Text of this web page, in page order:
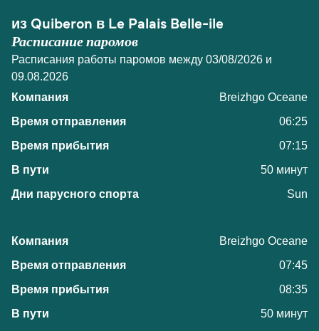
из Quiberon в Le Palais Belle-ile
Расписание паромов
Расписания работы паромов между 03/08/2026 и
09.08.2026
Breizhgo Oceane
06:25
07:15
50 минут
Sun
Breizhgo Oceane
07:45
08:35
50 минут